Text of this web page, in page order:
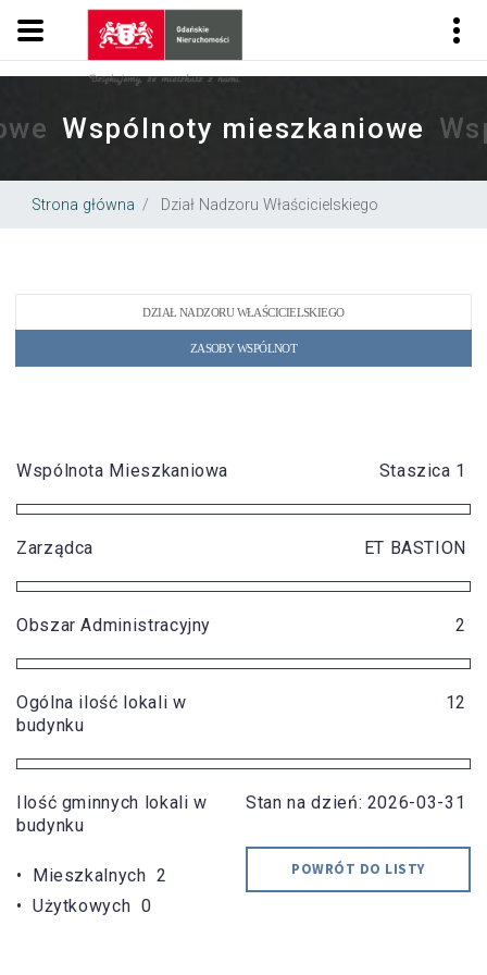
Gdańskie Nieruchomości
Wspólnoty mieszkaniowe
Strona główna Dział Nadzoru Właścicielskiego
DZIAŁ NADZORU WŁAŚCICIELSKIEGO
ZASOBY WSPÓLNOT
Wspólnota Mieszkaniowa Staszica 1
Zarządca ET BASTION
Obszar Administracyjny 2
Ogólna ilość lokali w
budynku
12
Ilość gminnych lokali w
budynku
• Mieszkalnych 2
• Użytkowych 0
Stan na dzień: 2026-03-31
POWRÓT DO LISTY